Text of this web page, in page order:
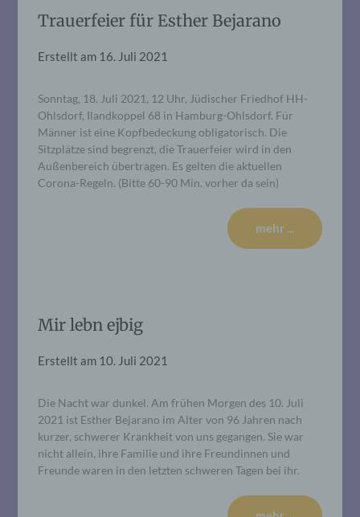
Trauerfeier für Esther Bejarano
Erstellt am 16. Juli 2021
Sonntag, 18. Juli 2021, 12 Uhr, Jüdischer Friedhof HH-
Ohlsdorf, Ilandkoppel 68 in Hamburg-Ohlsdorf. Für
Männer ist eine Kopfbedeckung obligatorisch. Die
Sitzplätze sind begrenzt, die Trauerfeier wird in den
Außenbereich übertragen. Es gelten die aktuellen
Corona-Regeln. (Bitte 60-90 Min. vorher da sein)
mehr ...
Mir lebn ejbig
Erstellt am 10. Juli 2021
Die Nacht war dunkel. Am frühen Morgen des 10. Juli
2021 ist Esther Bejarano im Alter von 96 Jahren nach
kurzer, schwerer Krankheit von uns gegangen. Sie war
nicht allein, ihre Familie und ihre Freundinnen und
Freunde waren in den letzten schweren Tagen bei ihr.